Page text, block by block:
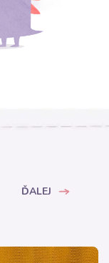
ĎALEJ